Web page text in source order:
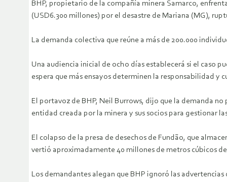
BHP, propietario de la compañía minera Samarco,
(USD6.300 millones) por el desastre de Mariana (MG),
La demanda colectiva que reúne a más de 200.000
Una audiencia inicial de ocho días establecerá si el caso
espera que más ensayos determinen la responsabilidad y
El portavoz de BHP, Neil Burrows, dijo que la demanda
entidad creada por la minera y sus socios para gestionar
El colapso de la presa de desechos de Fundão, que
vertió aproximadamente 40 millones de metros cúbicos
Los demandantes alegan que BHP ignoró las